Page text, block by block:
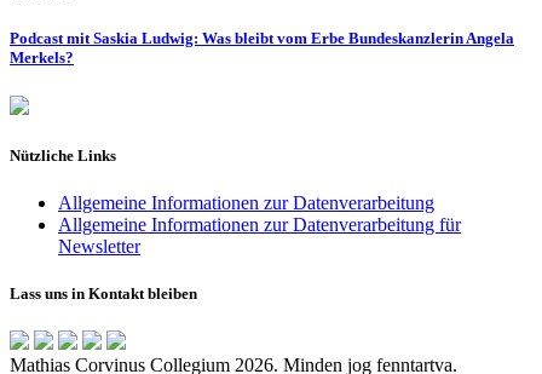
Podcast mit Saskia Ludwig: Was bleibt vom Erbe Bundeskanzlerin Angela
Merkels?
Nützliche Links
Allgemeine Informationen zur Datenverarbeitung
Allgemeine Informationen zur Datenverarbeitung für
Newsletter
Lass uns in Kontakt bleiben
Mathias Corvinus Collegium 2026. Minden jog fenntartva.